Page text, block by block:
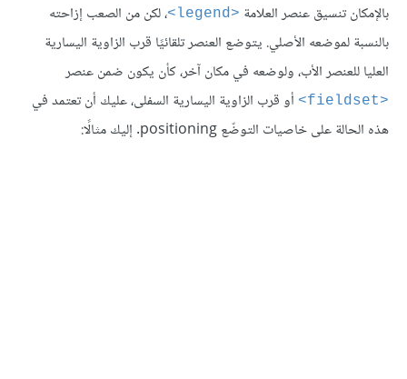
باﻹمكان تنسيق عنصر العلامة <legend>
، لكن من الصعب إزاحته
بالنسبة لموضعه اﻷصلي. يتوضع العنصر تلقائيًا قرب الزاوية اليسارية
العليا للعنصر اﻷب، ولوضعه في مكان آخر، كأن يكون ضمن عنصر
<fieldset>
أو قرب الزاوية اليسارية السفلى، عليك أن تعتمد في
هذه الحالة على خاصيات التوضّع positioning. إليك مثالًا: